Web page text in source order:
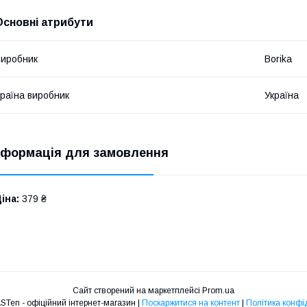
атрибути
Borika
виробник Україна
для замовлення
379 ₴
Сайт створений на маркетплейсі Prom.ua
BORIKA FASTen - офіційний інтернет-магазин | Поскаржитися на контент | Політика